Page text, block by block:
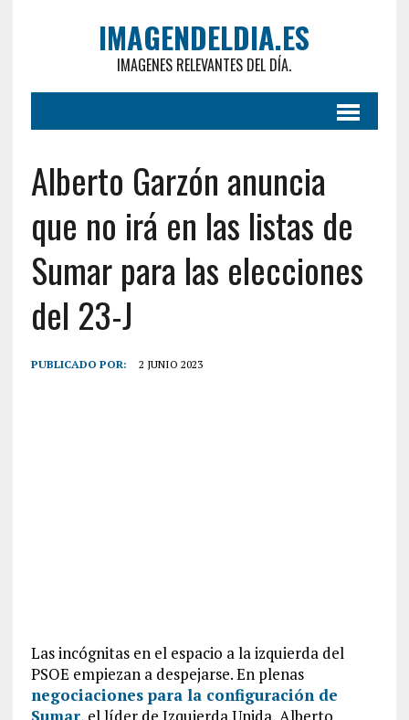
IMAGENDELDIA.ES
IMAGENES RELEVANTES DEL DÍA.
Alberto Garzón anuncia
que no irá en las listas de
Sumar para las elecciones
del 23-J
PUBLICADO POR: 2 JUNIO 2023
Las incógnitas en el espacio a la izquierda del
PSOE empiezan a despejarse. En plenas
negociaciones para la configuración de